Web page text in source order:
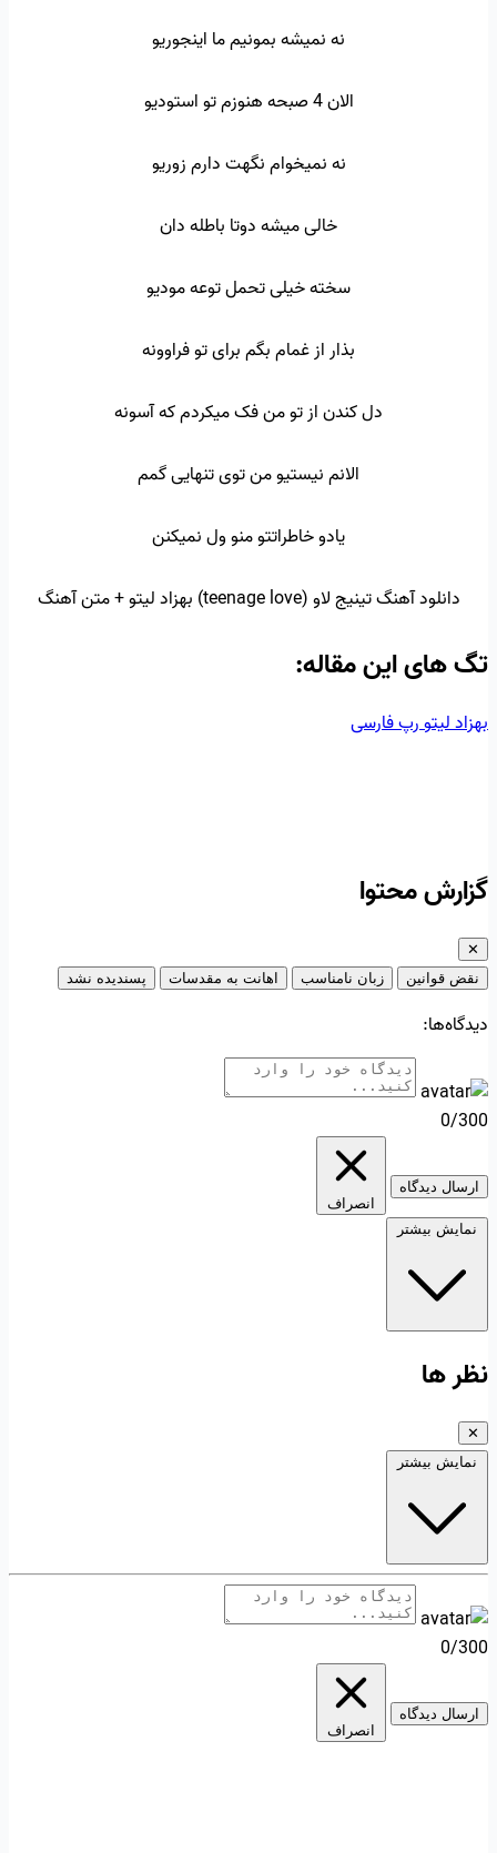
نه نمیشه بمونیم ما اینجوریو
الان 4 صبحه هنوزم تو استودیو
نه نمیخوام نگهت دارم زوریو
خالی میشه دوتا باطله دان
سخته خیلی تحمل توعه مودیو
بذار از غمام بگم برای تو فراوونه
دل کندن از تو من فک میکردم که آسونه
الانم نیستیو من توی تنهایی گمم
یادو خاطراتتو منو ول نمیکنن
دانلود آهنگ تینیج لاو (teenage love) بهزاد لیتو + متن آهنگ
تگ‌ های این مقاله:
بهزاد لیتورپ فارسی
گزارش محتوا
✕
نقض قوانین
زبان نامناسب اهانت به مقدسات پسندیده نشد
دیدگاه‌ها:
0/300
ارسال دیدگاه
انصراف
نمایش بیشتر
نظر ها
✕
نمایش بیشتر
0/300
ارسال دیدگاه
انصراف